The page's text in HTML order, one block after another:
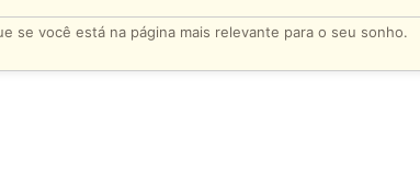
se você está na página mais relevante para o seu sonho.